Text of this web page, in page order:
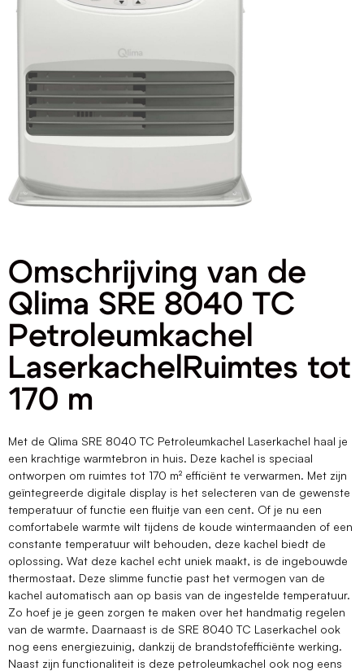
Omschrijving van de
Qlima SRE 8040 TC
Petroleumkachel
LaserkachelRuimtes tot
170 m
Met de Qlima SRE 8040 TC Petroleumkachel Laserkachel haal je
een krachtige warmtebron in huis. Deze kachel is speciaal
ontworpen om ruimtes tot 170 m² efficiënt te verwarmen. Met zijn
geïntegreerde digitale display is het selecteren van de gewenste
temperatuur of functie een fluitje van een cent. Of je nu een
comfortabele warmte wilt tijdens de koude wintermaanden of een
constante temperatuur wilt behouden, deze kachel biedt de
oplossing. Wat deze kachel echt uniek maakt, is de ingebouwde
thermostaat. Deze slimme functie past het vermogen van de
kachel automatisch aan op basis van de ingestelde temperatuur.
Zo hoef je je geen zorgen te maken over het handmatig regelen
van de warmte. Daarnaast is de SRE 8040 TC Laserkachel ook
nog eens energiezuinig, dankzij de brandstofefficiënte werking.
Naast zijn functionaliteit is deze petroleumkachel ook nog eens